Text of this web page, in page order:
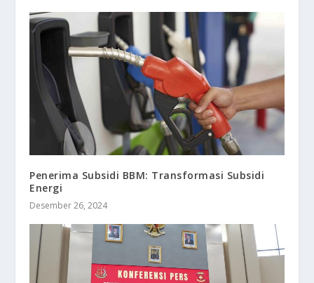
Penerima Subsidi BBM: Transformasi Subsidi
Energi
Desember 26, 2024